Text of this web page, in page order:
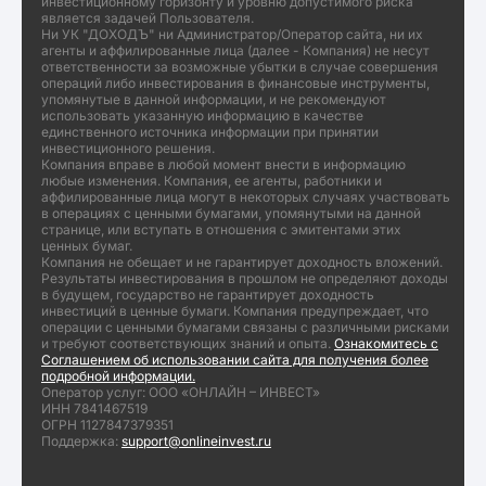
является задачей Пользователя.
Ни УК "ДОХОДЪ" ни Администратор/Оператор сайта, ни их
агенты и аффилированные лица (далее - Компания) не несут
ответственности за возможные убытки в случае совершения
операций либо инвестирования в финансовые инструменты,
упомянутые в данной информации, и не рекомендуют
использовать указанную информацию в качестве
единственного источника информации при принятии
инвестиционного решения.
Компания вправе в любой момент внести в информацию
любые изменения. Компания, ее агенты, работники и
аффилированные лица могут в некоторых случаях участвовать
в операциях с ценными бумагами, упомянутыми на данной
странице, или вступать в отношения с эмитентами этих
ценных бумаг.
Компания не обещает и не гарантирует доходность вложений.
Результаты инвестирования в прошлом не определяют доходы
в будущем, государство не гарантирует доходность
инвестиций в ценные бумаги. Компания предупреждает, что
операции с ценными бумагами связаны с различными рисками
и требуют соответствующих знаний и опыта. Ознакомитесь с
Соглашением об использовании сайта для получения более
подробной информации.
Оператор услуг: ООО «ОНЛАЙН – ИНВЕСТ»
ИНН 7841467519
ОГРН 1127847379351
Поддержка: support@onlineinvest.ru